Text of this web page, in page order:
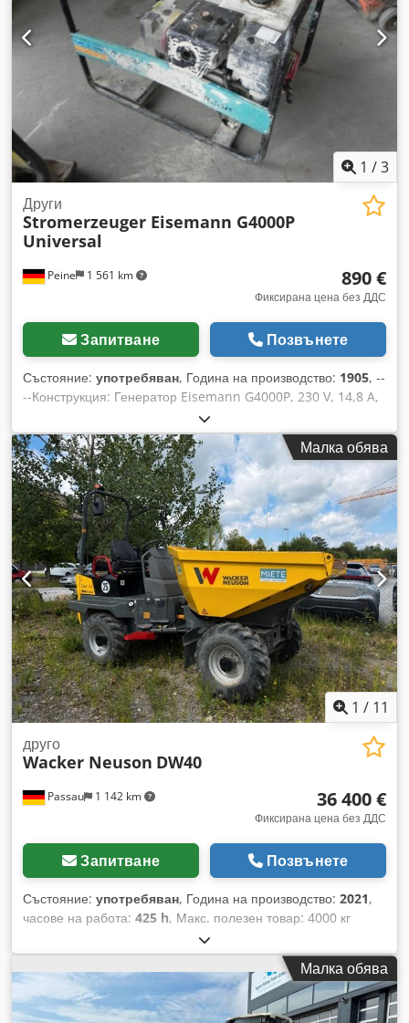
1 /3
Peine 1 561 km
Други
Stromerzeuger Eisemann G4000P
Universal
890 €
Фиксирана цена без ДДС
Запитване Позвънете
Състояние: употребяван, Година на производство: 1905, --
--Конструкция: Генератор Eisemann G4000P, 230 V, 14,8 A,
3,4 kVA, Pmax 3,7 kVA, 3000 об./мин, 50 Hz, изолационен
клас F/70 dB(A). Двигател: Honda GX 240 (240 куб. см),
тегло: 62 кг. Dedpjiadmrjfx Abreck Продажба само на
фирми. ПРИ ЕКСПОРТ СЕ ЗАПЛАЩА САМО НЕТНАТА
ЦЕНА!!!!! ВСИЧКИ ДАННИ СА ПРЕДОСТАВЕНИ БЕЗ
ГАРАНЦИЯ. ОКОМПЛЕКТОВКА + АКСЕСОАРИ. В
ОСНОВАТА НА ВСИЧКИ ДОГОВОРИ ЗА ПРОДАЖБА,
ФАКТУРИ, ПРЕДВАРИТЕЛНИ ФАКТУРИ, ПОРЪЧКИ И
ПРЕДВАРИТЕЛНИ ПРЕГОВОРИ СА НАШИТЕ ОБЩИ
УСЛОВИЯ (вижте съответната информация в секцията
„Информация за издателя“).
Малка обява
1 / 11
Passau 1 142 km
друго
Wacker Neuson DW40
36 400 €
Фиксирана цена без ДДС
Запитване Позвънете
Състояние: употребяван, Година на производство: 2021,
часове на работа: 425 h, Макс. полезен товар: 4000 кг
Dodjzml N Ispfx Abrock Двигател: Двигател с вътрешно
горене ---- Версия A 1.0 Саморазтоварваща се каросерия с
наклоняване и въртене Скорост на движение: 25 км/ч
Малка обява